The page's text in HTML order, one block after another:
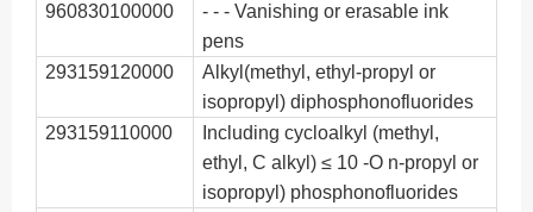
960830100000
- - - Vanishing or erasable ink
pens
293159120000
Alkyl(methyl, ethyl-propyl or
isopropyl) diphosphonofluorides
293159110000
Including cycloalkyl (methyl,
ethyl, C alkyl) ≤ 10 -O n-propyl or
isopropyl) phosphonofluorides